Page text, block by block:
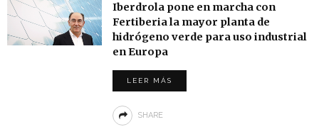
Iberdrola pone en marcha con
Fertiberia la mayor planta de
hidrógeno verde para uso industrial
en Europa
LEER MÁS
SHARE